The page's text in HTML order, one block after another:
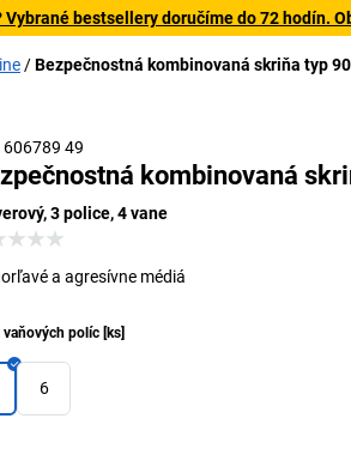
bestsellery doručíme do 72 hodín.
Bezpečnostná kombinovaná skriňa typ 90
606789 49
kombinovaná
3 police, 4 vane
a agresívne médiá
vaňových políc [ks]
6